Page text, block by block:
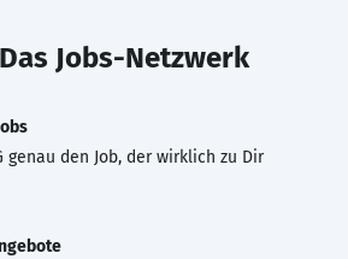
Jobs-Netzwerk
genau den Job, der wirklich zu Dir